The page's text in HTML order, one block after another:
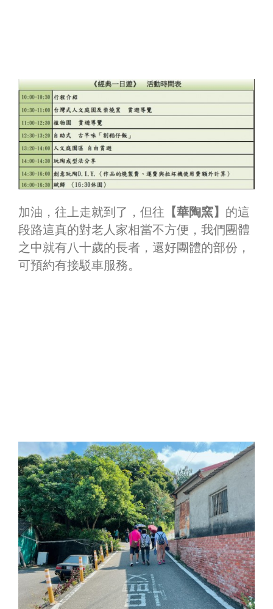
加油，往上走就到了，但往 【華陶窯】 的這
段路這真的對老人家相當不方便，我們團體
之中就有八十歲的長者，還好團體的部份，
可預約有接駁車服務。